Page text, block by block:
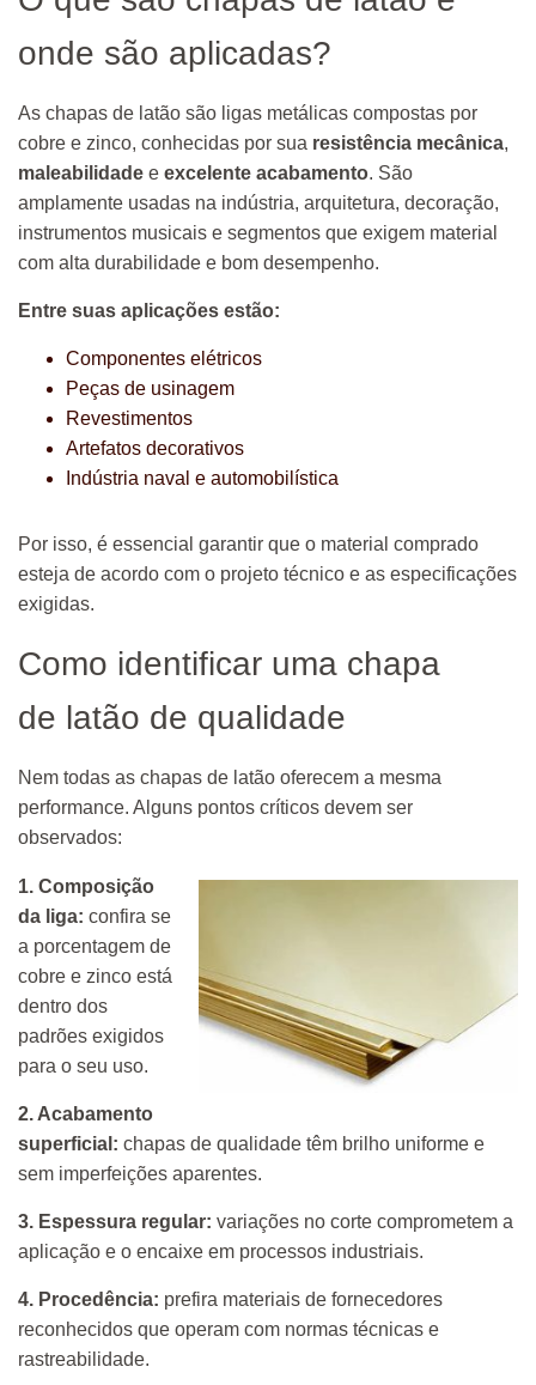
onde são aplicadas?
As chapas de latão são ligas metálicas compostas por
cobre e zinco, conhecidas por sua resistência mecânica,
maleabilidade e excelente acabamento. São
amplamente usadas na indústria, arquitetura, decoração,
instrumentos musicais e segmentos que exigem material
com alta durabilidade e bom desempenho.
Entre suas aplicações estão:
Componentes elétricos
Peças de usinagem
Revestimentos
Artefatos decorativos
Indústria naval e automobilística
Por isso, é essencial garantir que o material comprado
esteja de acordo com o projeto técnico e as especificações
exigidas.
Como identificar uma chapa
de latão de qualidade
Nem todas as chapas de latão oferecem a mesma
performance. Alguns pontos críticos devem ser
observados:
1. Composição
da liga: confira se
a porcentagem de
cobre e zinco está
dentro dos
padrões exigidos
para o seu uso.
2. Acabamento
superficial: chapas de qualidade têm brilho uniforme e
sem imperfeições aparentes.
3. Espessura regular: variações no corte comprometem a
aplicação e o encaixe em processos industriais.
4. Procedência: prefira materiais de fornecedores
reconhecidos que operam com normas técnicas e
rastreabilidade.